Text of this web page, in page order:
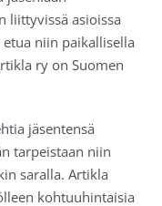
liittyvissä asioissa
niin paikallisella
ry on Suomen
jäsentensä
tarpeistaan niin
saralla. Artikla
kohtuuhintaisia